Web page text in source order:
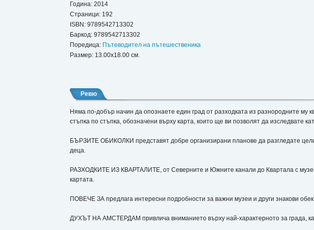
Година: 2014
Страници: 192
ISBN: 9789542713302
Баркод: 9789542713302
Поредица: Пътеводител на пътешественика
Размер: 13.00x18.00 см.
Ревю
Няма по-добър начин да опознаете един град от разходката из разнородните
стъпка по стъпка, обозначени върху карта, които ще ви позволят да изследвате
БЪРЗИТЕ ОБИКОЛКИ представят добре организирани планове да разгледате
деца.
РАЗХОДКИТЕ ИЗ КВАРТАЛИТЕ, от Северните и Южните канали до Квартала с
картата.
ПОВЕЧЕ ЗА предлага интересни подробности за важни музеи и други знакови
ДУХЪТ НА АМСТЕРДАМ привлича вниманието върху най-характерното за града,